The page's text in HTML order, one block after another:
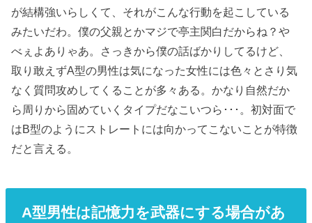
が結構強いらしくて、それがこんな行動を起こしている
みたいだわ。僕の父親とかマジで亭主関白だからね？や
べぇよありゃあ。さっきから僕の話ばかりしてるけど、
取り敢えずA型の男性は気になった女性には色々とさり気
なく質問攻めしてくることが多々ある。かなり自然だか
ら周りから固めていくタイプだなこいつら･･･。初対面で
はB型のようにストレートには向かってこないことが特徴
だと言える。
A型男性は記憶力を武器にする場合があ